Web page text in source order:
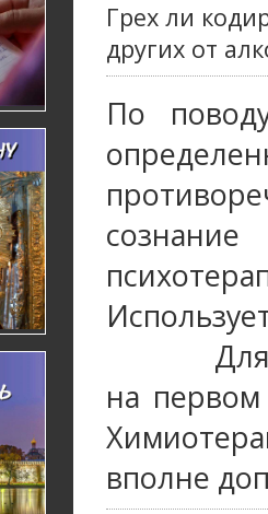
Грех ли
других от
По
на
вполне